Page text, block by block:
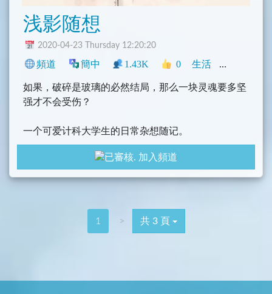
浅影随想
2020-04-23 Thursday 12:20:20
頻道 簡中 1.43K 0 生活 網誌
如果，破碎是玻璃的必然结局，那么一块灵魂要多坚
强才不会受伤？
一个可爱计科大学生的日常杂想随记。
一些日常的碎碎念、一些心情记录以及杂想。
一些音乐和资源推荐。
加入頻道
1 > 共 3 頁